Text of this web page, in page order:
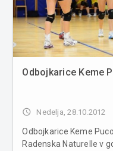
Odbojkarice Keme
access_time Nedelja, 28.10.2012
Odbojkarice Keme
Radenska Naturelle v